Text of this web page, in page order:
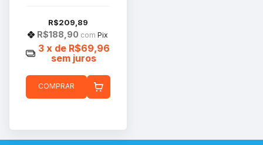
R$209,89
R$188,90 com Pix
3 x de R$69,96
sem juros
COMPRAR